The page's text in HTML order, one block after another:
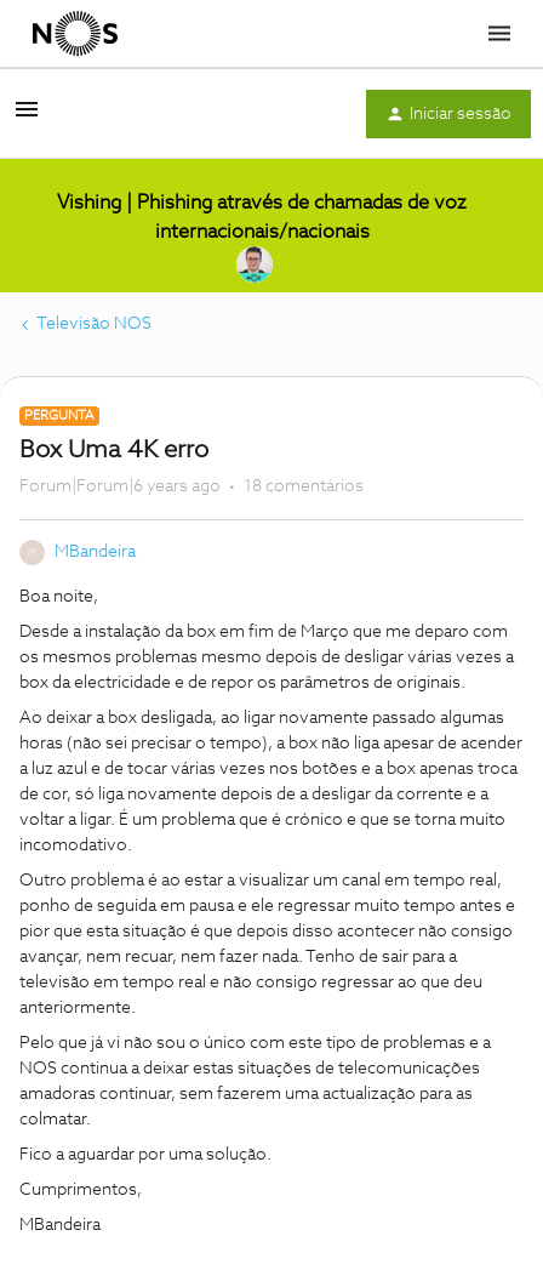
Menu
Iniciar sessão
Vishing | Phishing através de chamadas de voz
internacionais/nacionais
Televisão NOS
PERGUNTA
Box Uma 4K erro
Forum|Forum|6 years ago 18 comentários
M MBandeira
Boa noite,
Desde a instalação da box em fim de Março que me deparo com
os mesmos problemas mesmo depois de desligar várias vezes a
box da electricidade e de repor os parâmetros de originais.
Ao deixar a box desligada, ao ligar novamente passado algumas
horas (não sei precisar o tempo), a box não liga apesar de acender
a luz azul e de tocar várias vezes nos botões e a box apenas troca
de cor, só liga novamente depois de a desligar da corrente e a
voltar a ligar. É um problema que é crónico e que se torna muito
incomodativo.
Outro problema é ao estar a visualizar um canal em tempo real,
ponho de seguida em pausa e ele regressar muito tempo antes e
pior que esta situação é que depois disso acontecer não consigo
avançar, nem recuar, nem fazer nada. Tenho de sair para a
televisão em tempo real e não consigo regressar ao que deu
anteriormente.
Pelo que já vi não sou o único com este tipo de problemas e a
NOS continua a deixar estas situações de telecomunicações
amadoras continuar, sem fazerem uma actualização para as
colmatar.
Fico a aguardar por uma solução.
Cumprimentos,
MBandeira